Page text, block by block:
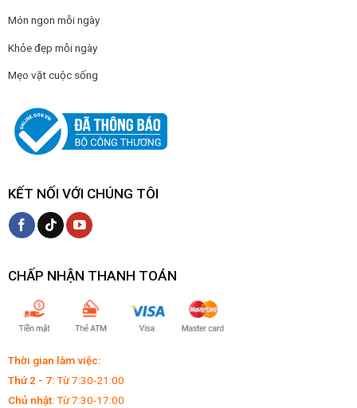
Món ngon mỗi ngày
Khỏe đẹp mỗi ngày
Mẹo vặt cuộc sống
KẾT NỐI VỚI CHÚNG TÔI
CHẤP NHẬN THANH TOÁN
Thời gian làm việc:
Thứ 2 - 7:Từ 7:30-21:00
Chủ nhật:Từ 7:30-17:00